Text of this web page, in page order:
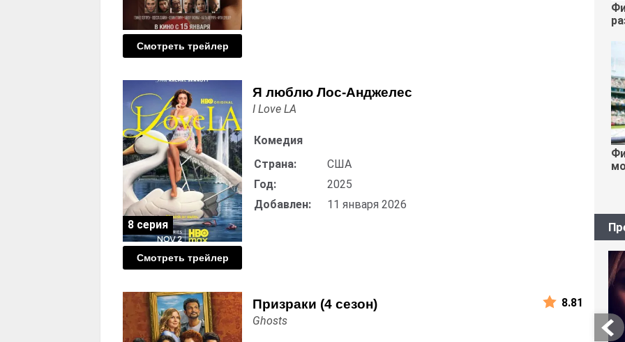
Смотреть трейлер
Я люблю Лос-Анджелес
Смотреть трейлер
I Love LA
Комедия
Страна:
США
Год:
2025
Добавлен:
11 января 2026
8 серия
Призраки (4 сезон)
Ghosts
8.81